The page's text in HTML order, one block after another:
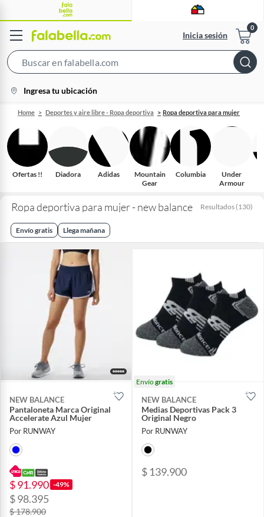
Inicia sesión
Bar
location-
icon
Ingresa tu ubicación
Home Deportes y aire libre - Ropa deportiva Ropa deportiva para mujer
Ofertas !! Diadora Adidas
Mountain
Gear
Columbia
Under
Armour
Ropa deportiva para mujer - new balance Resultados (130)
Envío gratis Llega mañana
NEW BALANCE
Pantaloneta Marca Original
Accelerate Azul Mujer
Por RUNWAY
$ 91.990 -49%
$ 98.395
$ 178.900
Envíogratis
NEW BALANCE
Medias Deportivas Pack 3
Original Negro
Por RUNWAY
$ 139.900